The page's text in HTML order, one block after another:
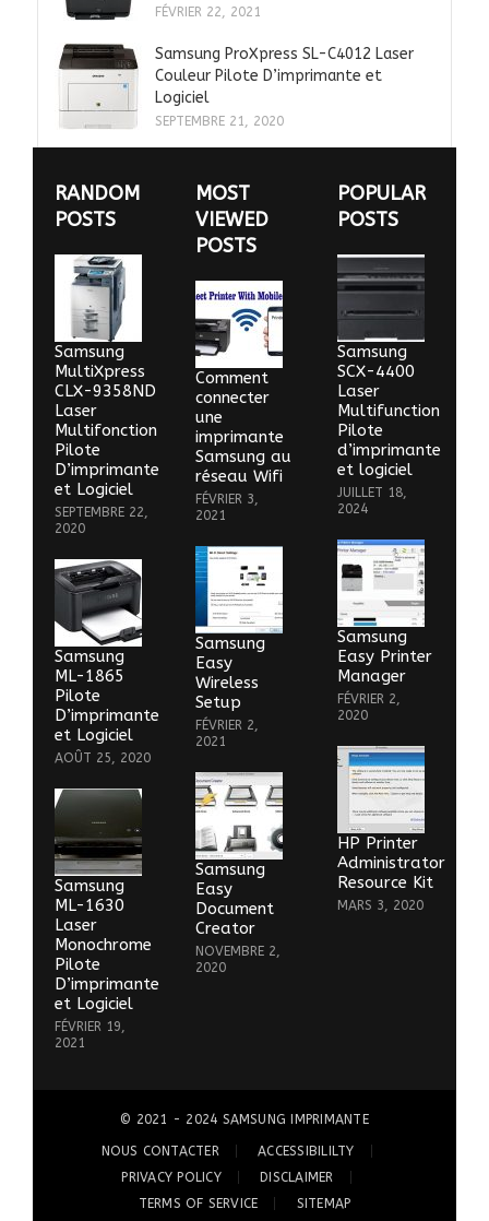
FÉVRIER 22, 2021
Samsung ProXpress SL-C4012 Laser
Couleur Pilote D’imprimante et
Logiciel
SEPTEMBRE 21, 2020
RANDOM
POSTS
Samsung
MultiXpress
CLX-9358ND
Laser
Multifonction
Pilote
D’imprimante
et Logiciel
SEPTEMBRE 22,
2020
Samsung
ML-1865
Pilote
D’imprimante
et Logiciel
AOÛT 25, 2020
Samsung
ML-1630
Laser
Monochrome
Pilote
D’imprimante
et Logiciel
FÉVRIER 19,
2021
MOST
VIEWED
POSTS
Comment
connecter
une
imprimante
Samsung au
réseau Wifi
FÉVRIER 3,
2021
Samsung
Easy
Wireless
Setup
FÉVRIER 2,
2021
Samsung
Easy
Document
Creator
NOVEMBRE 2,
2020
POPULAR
POSTS
Samsung
SCX-4400
Laser
Multifunction
Pilote
d’imprimante
et logiciel
JUILLET 18,
2024
Samsung
Easy Printer
Manager
FÉVRIER 2,
2020
HP Printer
Administrator
Resource Kit
MARS 3, 2020
© 2021 - 2024 SAMSUNG IMPRIMANTE
NOUS CONTACTER
ACCESSIBILILTY
PRIVACY POLICY
DISCLAIMER
TERMS OF SERVICE
SITEMAP